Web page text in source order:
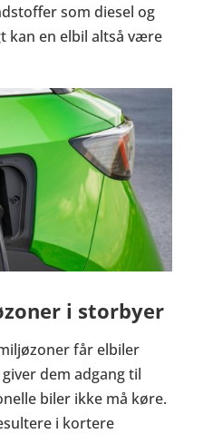
som diesel og
kan en elbil altså være
i storbyer
får elbiler
dem adgang til
biler ikke må køre.
i kortere